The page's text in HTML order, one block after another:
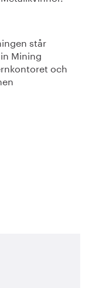
står
Mining
och